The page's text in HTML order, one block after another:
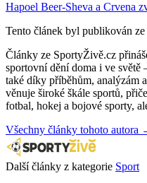
Hapoel Beer-Sheva a Crvena
Tento článek byl publikován
Články ze SportyŽivě.cz
sportovní dění doma i ve světě
také díky příběhům, analýzám
věnuje široké škále sportů,
fotbal, hokej a bojové sporty,
Všechny články tohoto autora
Další články z kategorie Sport